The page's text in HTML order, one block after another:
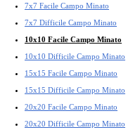
7x7 Facile Campo Minato
7x7 Difficile Campo Minato
10x10 Facile Campo Minato
10x10 Difficile Campo Minato
15x15 Facile Campo Minato
15x15 Difficile Campo Minato
20x20 Facile Campo Minato
20x20 Difficile Campo Minato